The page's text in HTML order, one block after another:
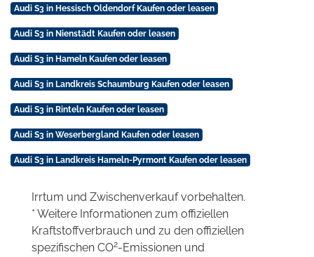
Audi S3 in Hessisch Oldendorf Kaufen oder leasen
Audi S3 in Nienstädt Kaufen oder leasen
Audi S3 in Hameln Kaufen oder leasen
Audi S3 in Landkreis Schaumburg Kaufen oder leasen
Audi S3 in Rinteln Kaufen oder leasen
Audi S3 in Weserbergland Kaufen oder leasen
Audi S3 in Landkreis Hameln-Pyrmont Kaufen oder leasen
Irrtum und Zwischenverkauf vorbehalten.
* Weitere Informationen zum offiziellen
Kraftstoffverbrauch und zu den offiziellen
spezifischen CO2-Emissionen und